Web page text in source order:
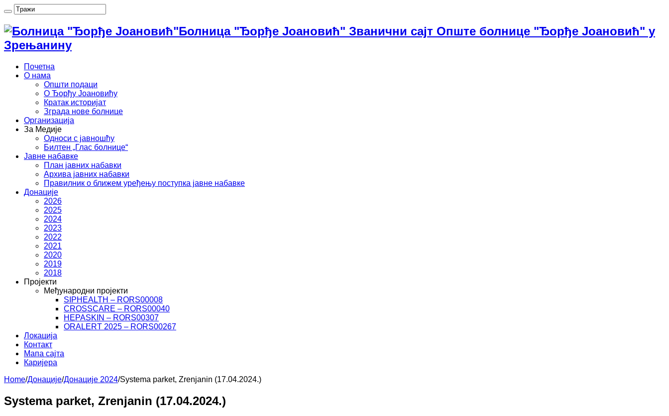
Болница "Ђорђе Јоановић" Званични сајт Опште болнице "Ђорђе Јоановић" у
Зрењанину
Почетна
О нама
Општи подаци
О Ђорђу Јоановићу
Кратак историјат
Зграда нове болнице
Организација
За Медије
Односи с јавношћу
Билтен „Глас болнице“
Јавне набавке
План јавних набавки
Архива јавних набавки
Правилник о ближем уређењу поступка јавне набавке
Донације
2026
2025
2024
2023
2022
2021
2020
2019
2018
Пројекти
Међународни пројекти
SIPHEALTH – RORS00008
CROSSCARE – RORS00040
HEPASKIN – RORS00307
ORALERT 2025 – RORS00267
Локација
Контакт
Мапа сајта
Каријера
Home/Донације/Донације 2024/Systema parket, Zrenjanin (17.04.2024.)
Systema parket, Zrenjanin (17.04.2024.)